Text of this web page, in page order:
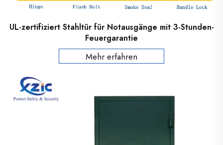
UL-zertifiziert Stahltür für Notausgänge mit 3-Stunden-
Feuergarantie
Mehr erfahren